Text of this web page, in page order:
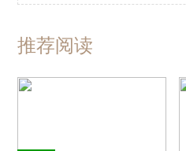
推荐阅读